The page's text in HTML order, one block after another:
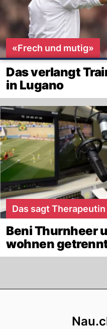
«Frech und mutig»
Das verlangt
in Lugano
Das sagt Therapeutin
Beni Thurnheer
wohnen